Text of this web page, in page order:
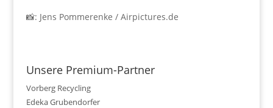
📸: Jens Pommerenke / Airpictures.de
Unsere Premium-Partner
Vorberg Recycling
Edeka Grubendorfer